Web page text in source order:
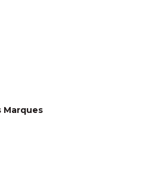
Marques